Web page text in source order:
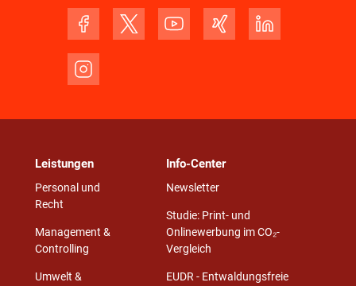
Leistungen
Personal und
Recht
Management &
Controlling
Umwelt &
Info-Center
Newsletter
Studie: Print- und
Onlinewerbung im CO₂-
Vergleich
EUDR - Entwaldungsfreie